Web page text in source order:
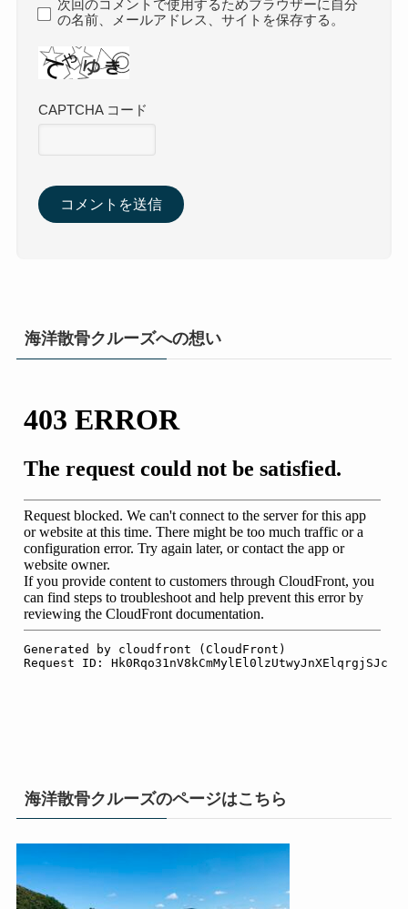
次回のコメントで使用するためブラウザーに自分
の名前、メールアドレス、サイトを保存する。
CAPTCHA コード
海洋散骨クルーズへの想い
海洋散骨クルーズのページはこちら